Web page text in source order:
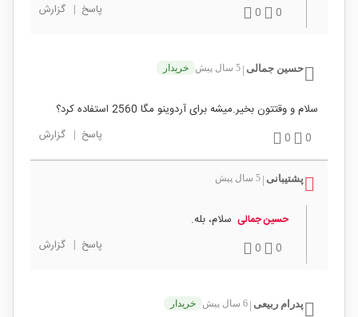
0
0 پاسخ | گزارش
حسین جمالی 5 سال پیش خریدار
سلام و وقتتون بخیر.میشه برای آردوینو مگا 2560 استفاده کرد؟
0
0 پاسخ | گزارش
پشتیبانی 5 سال پیش
حسین جمالی سلام، بله.
0
0 پاسخ | گزارش
پدرام ربیعی 6 سال پیش خریدار